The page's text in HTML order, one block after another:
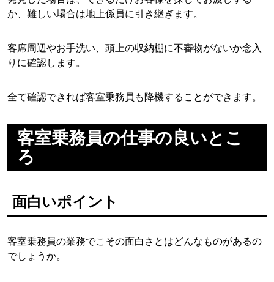
か、難しい場合は地上係員に引き継ぎます。
客席周辺やお手洗い、頭上の収納棚に不審物がないか念入
りに確認します。
全て確認できれば客室乗務員も降機することができます。
客室乗務員の仕事の良いとこ
ろ
面白いポイント
客室乗務員の業務でこその面白さとはどんなものがあるの
でしょうか。